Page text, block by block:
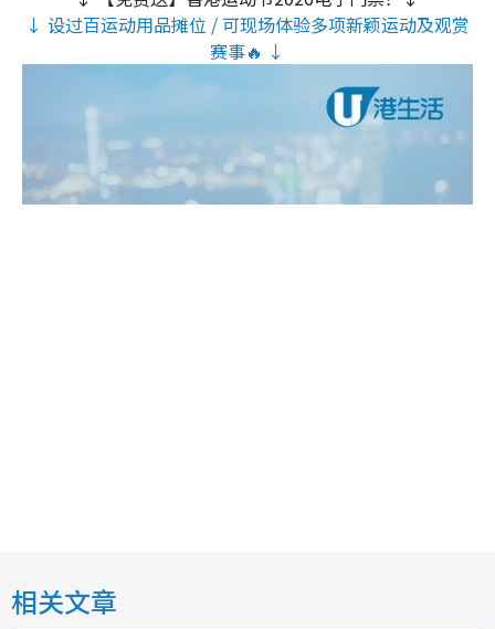
↓ 设过百运动用品摊位 / 可现场体验多项新颖运动及观赏
赛事🔥 ↓
相关文章